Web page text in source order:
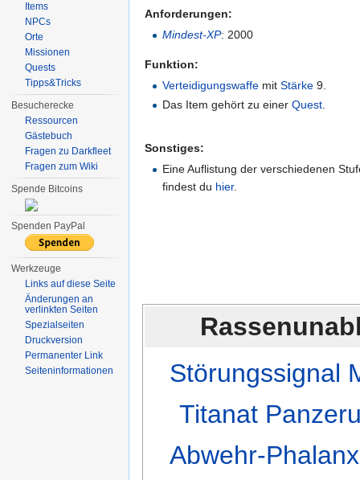
Anforderungen:
Mindest-XP: 2000
Funktion:
Verteidigungswaffe mitStärke 9.
Das Item gehört zu einerQuest
Sonstiges:
Eine Auflistung der verschiedenen
findest du hier.
Störungssignal
Titanat
Abwehr-
Items
NPCs
Orte
Missionen
Quests
Tipps&Tricks
Besucherecke
Ressourcen
Gästebuch
Fragen zu Darkfleet
Fragen zum Wiki
Spende Bitcoins
Spenden PayPal
Werkzeuge
Links auf diese Seite
Änderungen an
verlinkten Seiten
Spezialseiten
Druckversion
Permanenter Link
Seiten­informationen